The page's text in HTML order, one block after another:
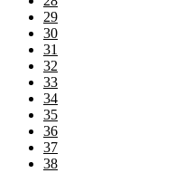
29
30
31
32
33
34
35
36
37
38